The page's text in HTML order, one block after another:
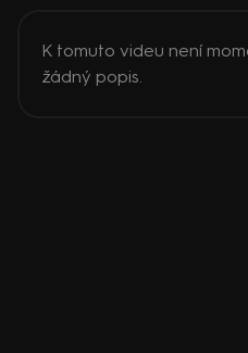
K tomuto videu není
žádný popis.